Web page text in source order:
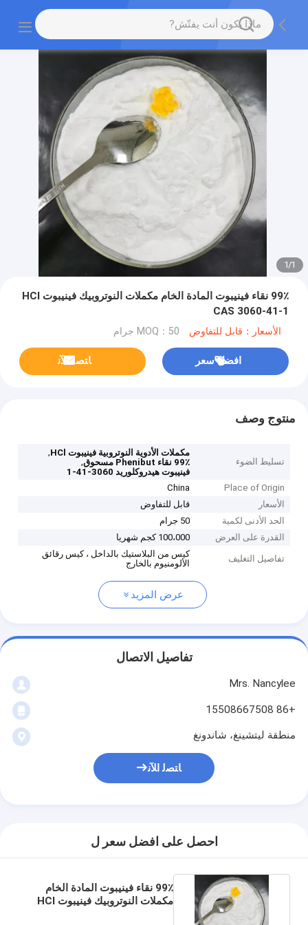
1
/
1
99٪ نقاء فينيبوت المادة الخام مكملات النوتروبيك فينيبوت HCl
CAS 3060-41-1
الأسعار：قابل للتفاوض MOQ：50 جرام
افضل سعر ﺎﺘﺼﻟ ﺍﻶﻧ
منتوج وصف
تسليط الضوء
مكملات الأدوية النوتروبية فينيبوت HCl
,
99٪ نقاء Phenibut مسحوق
,
فينيبوت هيدروكلوريد 3060-41-1
Place of Origin
China
الأسعار
قابل للتفاوض
الحد الأدنى لكمية
50 جرام
القدرة على العرض
100،000 كجم شهريا
تفاصيل التغليف
كيس من البلاستيك بالداخل ، كيس رقائق
الألومنيوم بالخارج
عرض المزيد
تفاصيل الاتصال
Mrs. Nancylee
+86 15508667508
منطقة ليتشينغ، شاندونغ
ﺎﺘﺼﻟ ﺍﻶﻧ
احصل على افضل سعر ل
99٪ نقاء فينيبوت المادة الخام
مكملات النوتروبيك فينيبوت HCl